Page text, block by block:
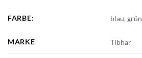
FARBE: blau, grün
MARKE Tibhar